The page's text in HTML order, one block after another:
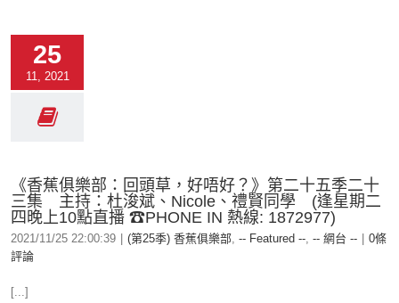
25
11, 2021
《香蕉俱樂部：回頭草，好唔好？》第二十五季二十
三集 主持：杜浚斌、Nicole、禮賢同學 (逢星期二
四晚上10點直播 ☎PHONE IN 熱線: 1872977)
2021/11/25 22:00:39 (第25季) 香蕉俱樂部, -- Featured --, -- 網台 --
0條
評論
[...]